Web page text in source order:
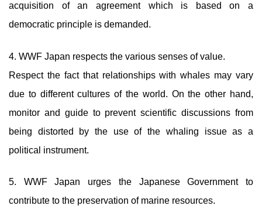
acquisition of an agreement which is based on a
democratic principle is demanded.
4. WWF Japan respects the various senses of value.
Respect the fact that relationships with whales may vary
due to different cultures of the world. On the other hand,
monitor and guide to prevent scientific discussions from
being distorted by the use of the whaling issue as a
political instrument.
5. WWF Japan urges the Japanese Government to
contribute to the preservation of marine resources.